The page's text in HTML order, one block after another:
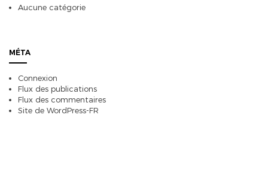
Aucune catégorie
MÉTA
Connexion
Flux des publications
Flux des commentaires
Site de WordPress-FR